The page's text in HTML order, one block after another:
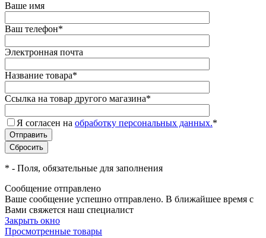
Ваше имя
Ваш телефон*
Электронная почта
Название товара*
Ссылка на товар другого магазина*
Я согласен на обработку персональных данных.*
* - Поля, обязательные для заполнения
Сообщение отправлено
Ваше сообщение успешно отправлено. В ближайшее время с
Вами свяжется наш специалист
Закрыть окно
Просмотренные товары